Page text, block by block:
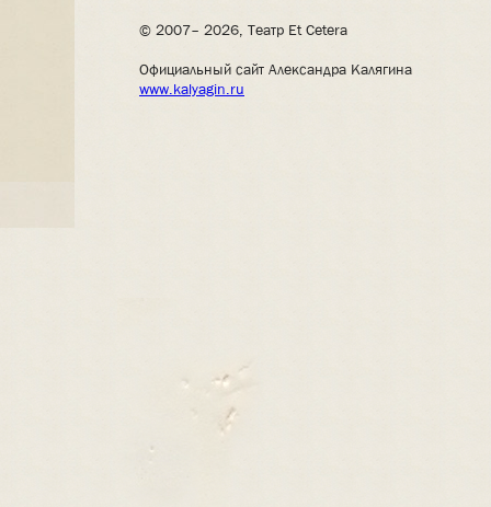
© 2007– 2026, Театр Et Cetera
Официальный сайт Александра Калягина
www.kalyagin.ru